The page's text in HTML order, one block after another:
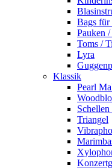
Bags für
Pauken
Toms /
Lyra
Klassik
Pearl
Triangel